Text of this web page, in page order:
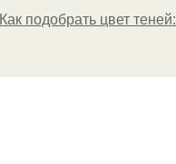
Как подобрать цвет теней: